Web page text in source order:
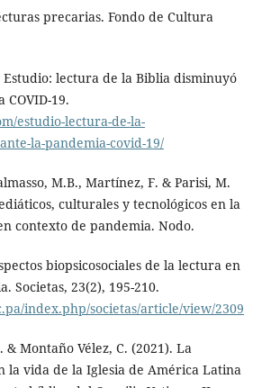
precarias. Fondo de Cultura
Estudio: lectura de la Biblia disminuyó
19.
estudio-lectura-de-la-
la-pandemia-covid-19/
M.B., Martínez, F. & Parisi, M.
culturales y tecnológicos en la
contexto de pandemia. Nodo.
biopsicosociales de la lectura en
Societas, 23(2), 195-210.
index.php/societas/article/view/2309
Montaño Vélez, C. (2021). La
la vida de la Iglesia de América Latina